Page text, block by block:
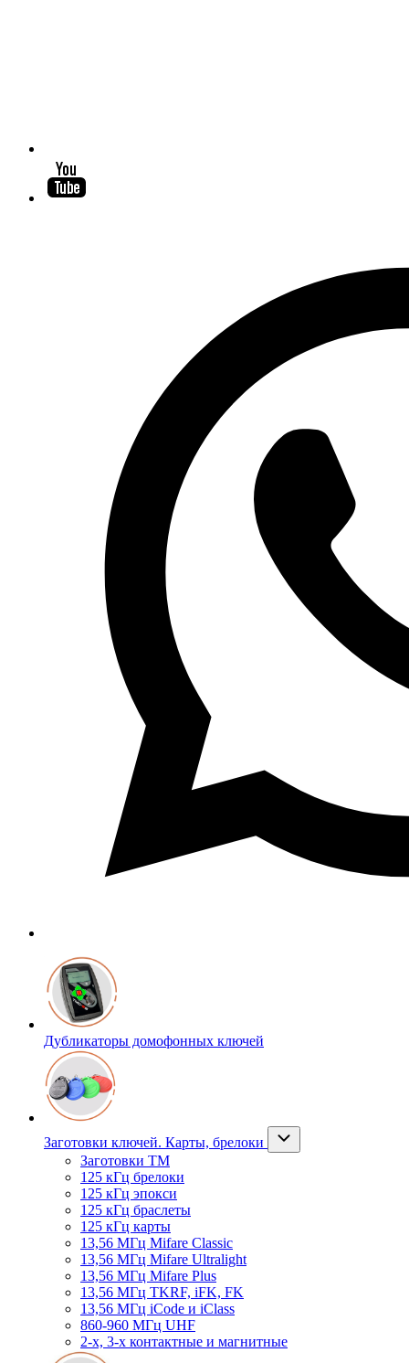
Дубликаторы домофонных ключей
Заготовки ключей. Карты, брелоки
Заготовки ТМ
125 кГц брелоки
125 кГц эпокси
125 кГц браслеты
125 кГц карты
13,56 МГц Mifare Classic
13,56 МГц Mifare Ultralight
13,56 МГц Mifare Plus
13,56 МГц TKRF, iFK, FK
13,56 МГц iCode и iClass
860-960 МГц UHF
2-х, 3-х контактные и магнитные